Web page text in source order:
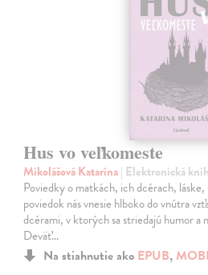
Hus vo veľkomeste
Mikolášová Katarína| Elektronická
Poviedky o matkách, ich dcérach,
poviedok nás vnesie hlboko do vnútra
dcérami, v ktorých sa striedajú humor a
Deväť…
Na stiahnutie ako EPUB, MOBI